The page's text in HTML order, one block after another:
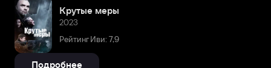
Крутые меры
2023
Рейтинг Иви: 7,9
Подробнее